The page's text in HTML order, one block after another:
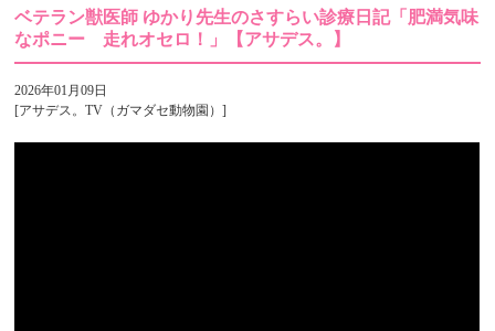
ベテラン獣医師 ゆかり先生のさすらい診療日記「肥満気味
なポニー 走れオセロ！」【アサデス。】
2026年01月09日
[アサデス。TV（ガマダセ動物園）]